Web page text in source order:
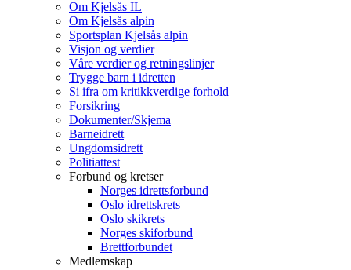
Om Kjelsås IL
Om Kjelsås alpin
Sportsplan Kjelsås alpin
Visjon og verdier
Våre verdier og retningslinjer
Trygge barn i idretten
Si ifra om kritikkverdige forhold
Forsikring
Dokumenter/Skjema
Barneidrett
Ungdomsidrett
Politiattest
Forbund og kretser
Norges idrettsforbund
Oslo idrettskrets
Oslo skikrets
Norges skiforbund
Brettforbundet
Medlemskap